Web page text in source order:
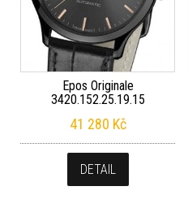
Epos Originale
3420.152.25.19.15
41 280 Kč
DETAIL